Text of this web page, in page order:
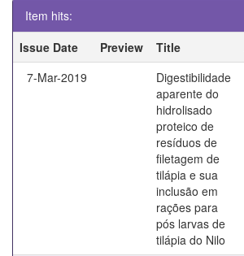
Item hits:
Issue Date
Preview Title
7-Mar-2019
Digestibilidade
aparente do
hidrolisado
proteico de
resíduos de
filetagem de
tilápia e sua
inclusão em
rações para
pós larvas de
tilápia do Nilo